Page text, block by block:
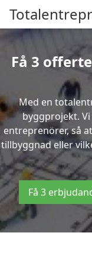
Få 3
Med en
byggprojekt.
entreprenörer, så
tillbyggnad eller
Få 3